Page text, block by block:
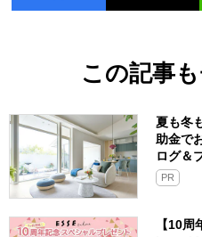
この記事
夏も冬
助金で
ログ＆
PR
【10